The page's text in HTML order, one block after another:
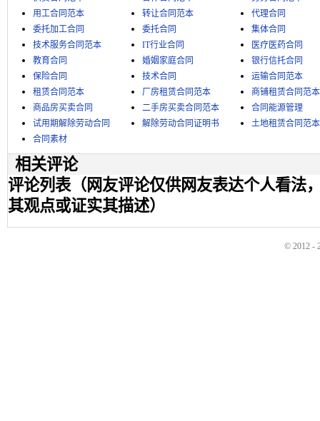
用工合同范本
转让合同范本
代理合同
委托加工合同
委托合同
集体合同
技术服务合同范本
IT行业合同
医疗医药合同
教育合同
婚姻家庭合同
银行信托合同
保险合同
技术合同
运输合同范本
租赁合同范本
厂房租赁合同范本
商铺租赁合同范本
商品房买卖合同
二手房买卖合同范本
合同能源管理
试用期解除劳动合同
解除劳动合同证明书
土地租赁合同范本
合同素材
相关评论
评论列表（网友评论仅供网友表达个人看法
其观点或证实其描述）
© 2012 -